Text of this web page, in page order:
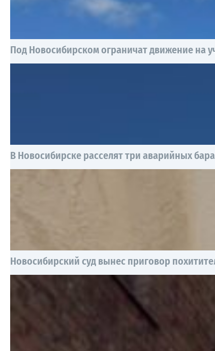
Под Новосибирском ограничат движение на
В Новосибирске расселят три аварийных
Новосибирский суд вынес приговор